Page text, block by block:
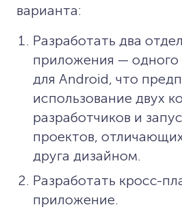
варианта:
Разработать два
приложения — одного
для Android, что
использование двух
разработчиков и
проектов,
друга дизайном.
Разработать кросс-
приложение.